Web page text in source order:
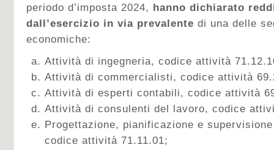
periodo d’imposta 2024, hanno dichiarato
dall’esercizio in via prevalente di una delle
economiche:
Attività di ingegneria, codice attività
Attività di commercialisti, codice attività
Attività di esperti contabili, codice attività
Attività di consulenti del lavoro, codice
Progettazione, pianificazione e
codice attività 71.11.01;